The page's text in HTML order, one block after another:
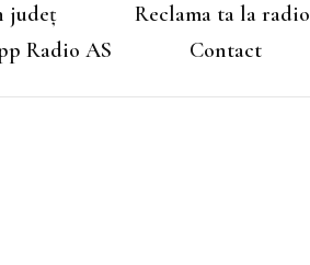
județ Reclama ta la radio
Radio AS Contact